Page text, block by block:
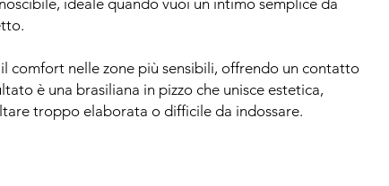
comfort nelle zone più sensibili, offrendo un contatto
è una brasiliana in pizzo che unisce estetica,
troppo elaborata o difficile da indossare.